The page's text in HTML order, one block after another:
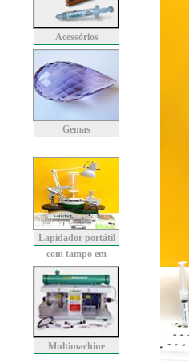
Acessórios
Gemas
Lapidador portátil
com tampo em
granito
Multimachine